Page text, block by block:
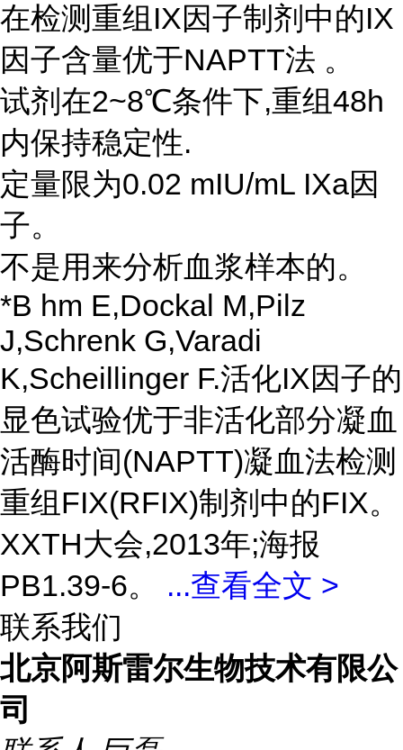
在检测重组IX因子制剂中的IX
因子含量优于NAPTT法 。
试剂在2~8℃条件下,重组48h
内保持稳定性.
定量限为0.02 mIU/mL IXa因
子。
不是用来分析血浆样本的。
*B hm E,Dockal M,Pilz
J,Schrenk G,Varadi
K,Scheillinger F.活化IX因子的
显色试验优于非活化部分凝血
活酶时间(NAPTT)凝血法检测
重组FIX(RFIX)制剂中的FIX。
XXTH大会,2013年;海报
PB1.39-6。 ...查看全文 >
联系我们
北京阿斯雷尔生物技术有限公
司